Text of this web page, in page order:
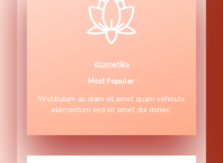
Kozmetika
Most Popular
Vestibulum ac diam sit amet quam vehicula
elementum sed sit amet dui donec.